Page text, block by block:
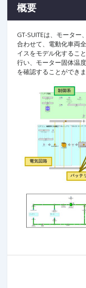
概要
GT-SUITEは、モータ
合わせて、電動化車両
イスをモデル化するこ
行い、モーター固体温
を確認することができま